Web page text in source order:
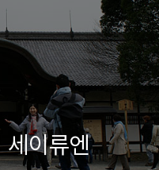
이류엔